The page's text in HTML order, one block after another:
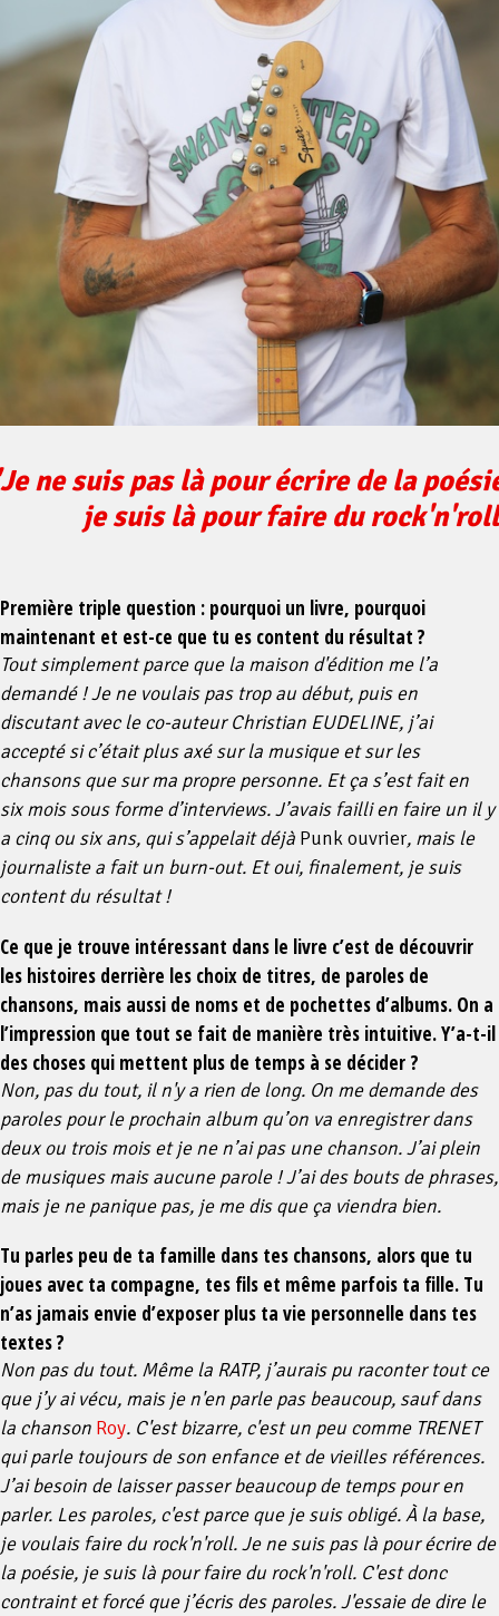
ne suis pas là pour écrire de la
suis là pour faire du
Première triple question : pourquoi un livre, pourquoi
maintenant et est-ce que tu es content du résultat ?
Tout simplement parce que la maison d'édition me l’a
demandé ! Je ne voulais pas trop au début, puis en
discutant avec le co-auteur Christian EUDELINE, j’ai
accepté si c’était plus axé sur la musique et sur les
chansons que sur ma propre personne. Et ça s’est fait en
six mois sous forme d’interviews. J’avais failli en faire un il y
a cinq ou six ans, qui s’appelait déjà Punk ouvrier, mais le
journaliste a fait un burn-out. Et oui, finalement, je suis
content du résultat !
Ce que je trouve intéressant dans le livre c’est de découvrir
les histoires derrière les choix de titres, de paroles de
chansons, mais aussi de noms et de pochettes d’albums. On a
l’impression que tout se fait de manière très intuitive. Y’a-t-il
des choses qui mettent plus de temps à se décider ?
Non, pas du tout, il n'y a rien de long. On me demande des
paroles pour le prochain album qu’on va enregistrer dans
deux ou trois mois et je ne n’ai pas une chanson. J’ai plein
de musiques mais aucune parole ! J’ai des bouts de phrases,
mais je ne panique pas, je me dis que ça viendra bien.
Tu parles peu de ta famille dans tes chansons, alors que tu
joues avec ta compagne, tes fils et même parfois ta fille. Tu
n’as jamais envie d’exposer plus ta vie personnelle dans tes
textes ?
Non pas du tout. Même la RATP, j’aurais pu raconter tout ce
que j’y ai vécu, mais je n'en parle pas beaucoup, sauf dans
la chanson Roy. C'est bizarre, c'est un peu comme TRENET
qui parle toujours de son enfance et de vieilles références.
J’ai besoin de laisser passer beaucoup de temps pour en
parler. Les paroles, c'est parce que je suis obligé. À la base,
je voulais faire du rock'n'roll. Je ne suis pas là pour écrire de
la poésie, je suis là pour faire du rock'n'roll. C'est donc
contraint et forcé que j’écris des paroles. J'essaie de dire le